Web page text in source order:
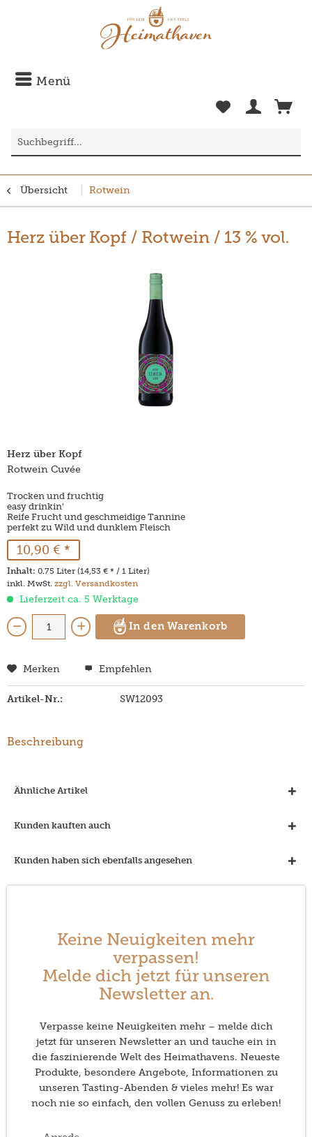
Menü
Übersicht Rotwein
Herz über Kopf / Rotwein / 13 % vol.
Herz über Kopf
Rotwein Cuvée
Trocken und fruchtig
easy drinkin'
Reife Frucht und geschmeidige Tannine
perfekt zu Wild und dunklem Fleisch
10,90 € *
Inhalt: 0.75 Liter (14,53 € * / 1 Liter)
inkl. MwSt. zzgl. Versandkosten
Lieferzeit ca. 5 Werktage
In den Warenkorb
Merken Empfehlen
Artikel-Nr.: SW12093
Beschreibung
Ähnliche Artikel
Kunden kauften auch
Kunden haben sich ebenfalls angesehen
Keine Neuigkeiten mehr
verpassen!
Melde dich jetzt für unseren
Newsletter an.
Verpasse keine Neuigkeiten mehr – melde dich
jetzt für unseren Newsletter an und tauche ein in
die faszinierende Welt des Heimathavens. Neueste
Produkte, besondere Angebote, Informationen zu
unseren Tasting-Abenden & vieles mehr! Es war
noch nie so einfach, den vollen Genuss zu erleben!